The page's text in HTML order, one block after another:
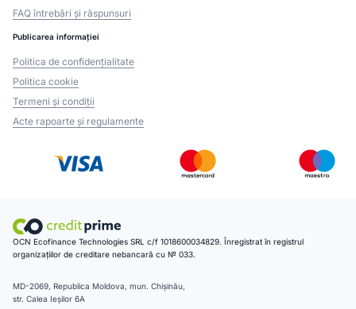
FAQ întrebări și răspunsuri
Publicarea informației
Politica de confidențialitate
Politica cookie
Termeni și condiții
Acte rapoarte și regulamente
OCN Ecofinance Technologies SRL c/f 1018600034829. Înregistrat în registrul
organizațiilor de creditare nebancară cu № 033.
MD-2069, Republica Moldova, mun. Chișinău,
str. Calea Ieșilor 6A